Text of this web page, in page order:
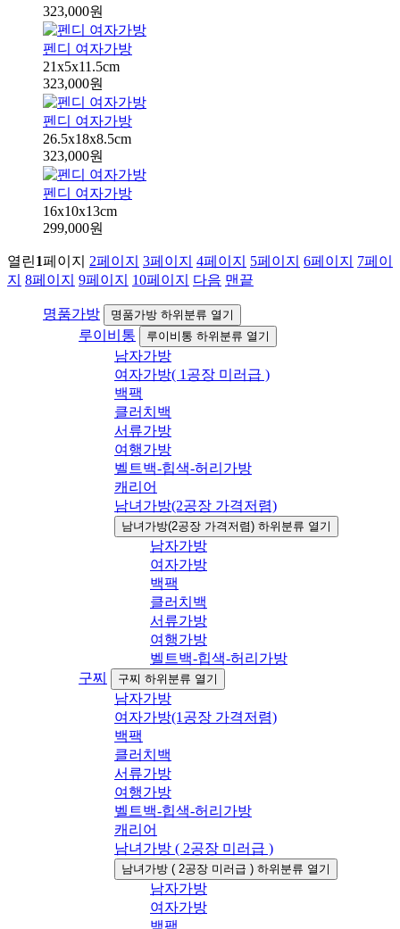
323,000원
펜디 여자가방
21x5x11.5cm
323,000원
펜디 여자가방
26.5x18x8.5cm
323,000원
펜디 여자가방
16x10x13cm
299,000원
열린1페이지 2페이지 3페이지 4페이지 5페이지 6페이지 7페이
지 8페이지 9페이지 10페이지 다음 맨끝
명품가방 명품가방 하위분류 열기
루이비통 루이비통 하위분류 열기
남자가방
여자가방( 1공장 미러급 )
백팩
클러치백
서류가방
여행가방
벨트백-힙색-허리가방
캐리어
남녀가방(2공장 가격저렴)
남녀가방(2공장 가격저렴) 하위분류 열기
남자가방
여자가방
백팩
클러치백
서류가방
여행가방
벨트백-힙색-허리가방
구찌
구찌 하위분류 열기
남자가방
여자가방(1공장 가격저렴)
백팩
클러치백
서류가방
여행가방
벨트백-힙색-허리가방
캐리어
남녀가방 ( 2공장 미러급 )
남녀가방 ( 2공장 미러급 ) 하위분류 열기
남자가방
여자가방